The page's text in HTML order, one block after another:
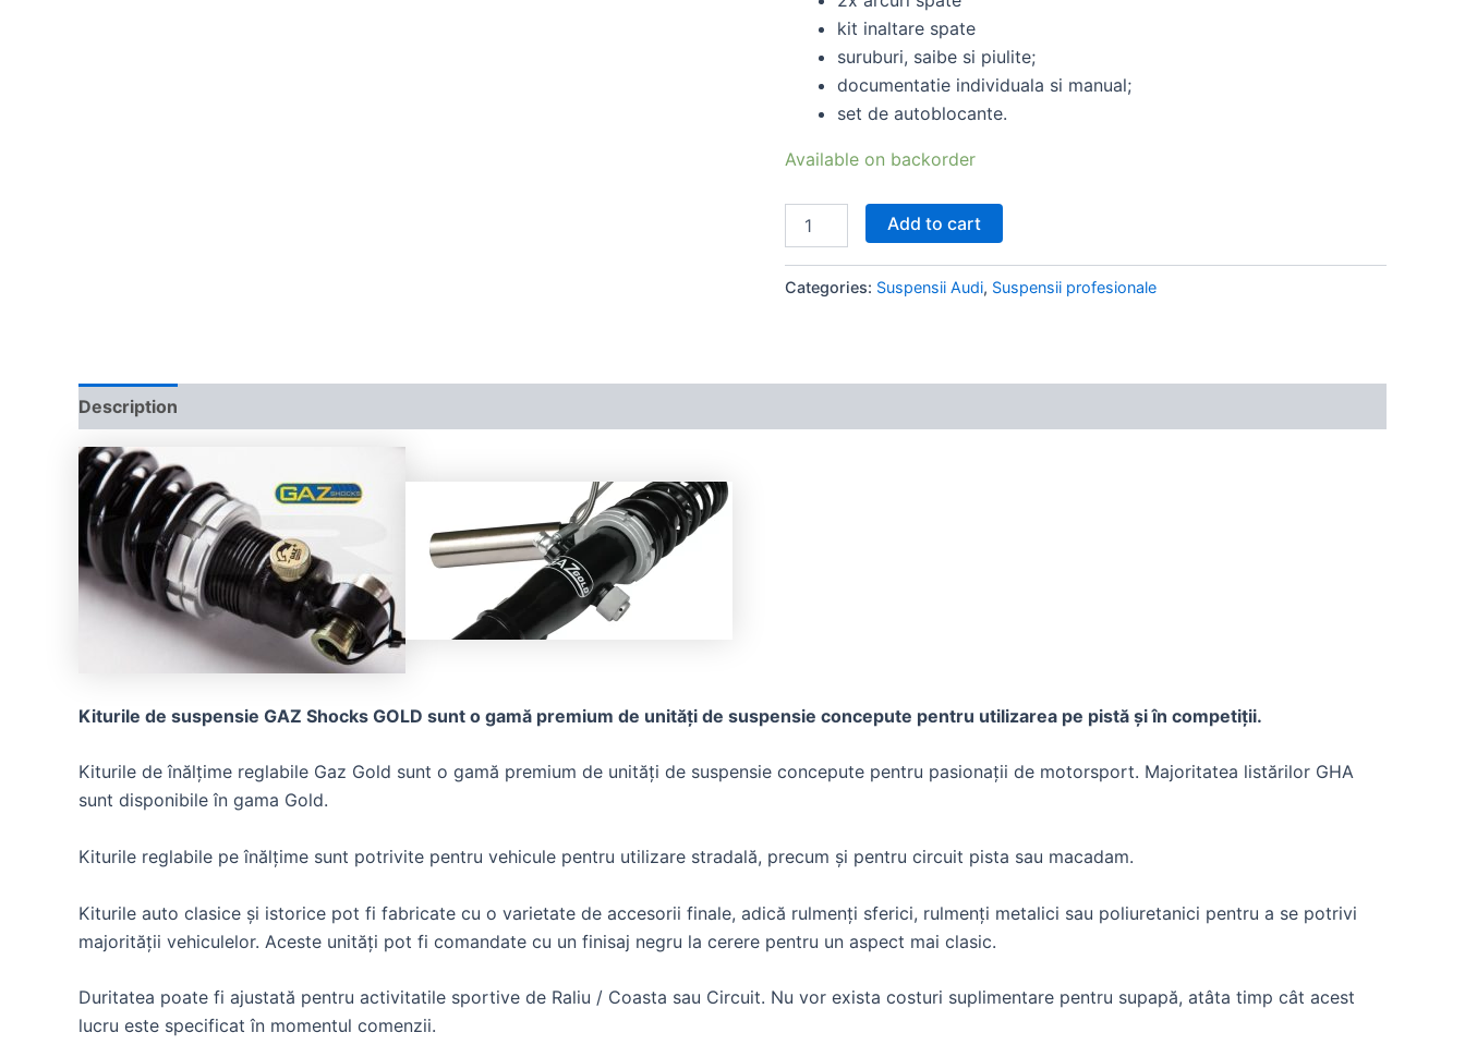
kit inaltare spate
suruburi, saibe si piulite;
documentatie individuala si manual;
set de autoblocante.
Available on backorder
Add to cart
Categories: Suspensii Audi, Suspensii profesionale
Description
Kiturile de suspensie GAZ Shocks GOLD sunt o gamă premium de unități de suspensie concepute pentru utilizarea pe pistă și în competiții.
Kiturile de înălțime reglabile Gaz Gold sunt o gamă premium de unități de suspensie concepute pentru pasionații de motorsport. Majoritatea listărilor GHA
sunt disponibile în gama Gold.
Kiturile reglabile pe înălțime sunt potrivite pentru vehicule pentru utilizare stradală, precum și pentru circuit pista sau macadam.
Kiturile auto clasice și istorice pot fi fabricate cu o varietate de accesorii finale, adică rulmenți sferici, rulmenți metalici sau poliuretanici pentru a se potrivi
majorității vehiculelor. Aceste unități pot fi comandate cu un finisaj negru la cerere pentru un aspect mai clasic.
Duritatea poate fi ajustată pentru activitatile sportive de Raliu / Coasta sau Circuit. Nu vor exista costuri suplimentare pentru supapă, atâta timp cât acest
lucru este specificat în momentul comenzii.